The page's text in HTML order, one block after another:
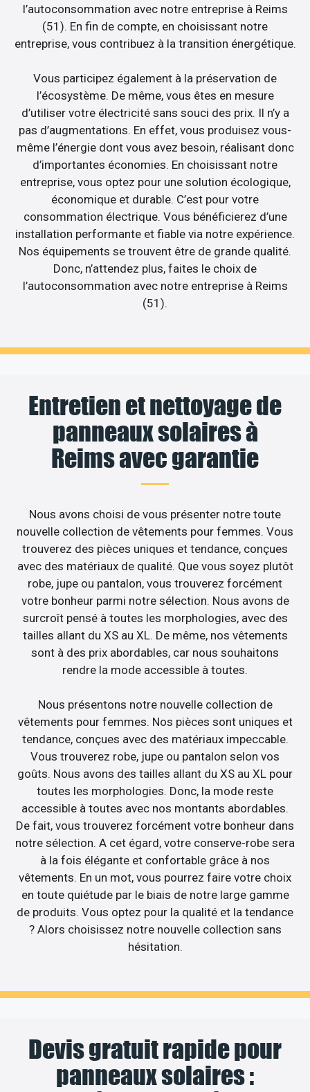
l’autoconsommation avec notre entreprise à Reims
(51). En fin de compte, en choisissant notre
entreprise, vous contribuez à la transition énergétique.
Vous participez également à la préservation de
l’écosystème. De même, vous êtes en mesure
d’utiliser votre électricité sans souci des prix. Il n’y a
pas d’augmentations. En effet, vous produisez vous-
même l’énergie dont vous avez besoin, réalisant donc
d’importantes économies. En choisissant notre
entreprise, vous optez pour une solution écologique,
économique et durable. C’est pour votre
consommation électrique. Vous bénéficierez d’une
installation performante et fiable via notre expérience.
Nos équipements se trouvent être de grande qualité.
Donc, n’attendez plus, faites le choix de
l’autoconsommation avec notre entreprise à Reims
(51).
Entretien et nettoyage de
panneaux solaires à
Reims avec garantie
Nous avons choisi de vous présenter notre toute
nouvelle collection de vêtements pour femmes. Vous
trouverez des pièces uniques et tendance, conçues
avec des matériaux de qualité. Que vous soyez plutôt
robe, jupe ou pantalon, vous trouverez forcément
votre bonheur parmi notre sélection. Nous avons de
surcroît pensé à toutes les morphologies, avec des
tailles allant du XS au XL. De même, nos vêtements
sont à des prix abordables, car nous souhaitons
rendre la mode accessible à toutes.
Nous présentons notre nouvelle collection de
vêtements pour femmes. Nos pièces sont uniques et
tendance, conçues avec des matériaux impeccable.
Vous trouverez robe, jupe ou pantalon selon vos
goûts. Nous avons des tailles allant du XS au XL pour
toutes les morphologies. Donc, la mode reste
accessible à toutes avec nos montants abordables.
De fait, vous trouverez forcément votre bonheur dans
notre sélection. A cet égard, votre conserve-robe sera
à la fois élégante et confortable grâce à nos
vêtements. En un mot, vous pourrez faire votre choix
en toute quiétude par le biais de notre large gamme
de produits. Vous optez pour la qualité et la tendance
? Alors choisissez notre nouvelle collection sans
hésitation.
Devis gratuit rapide pour
panneaux solaires :